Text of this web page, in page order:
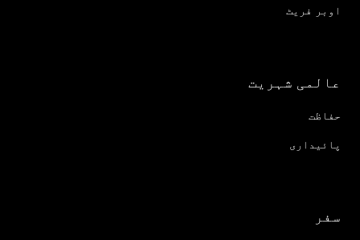
اوبر فریٹ
عالمی شہریت
حفاظت
پائیداری
سفر